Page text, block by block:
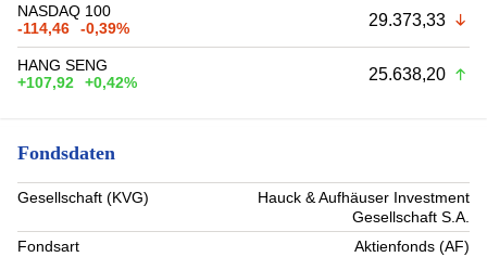
NASDAQ 100
-114,46
-0,39% 29.373,33
HANG SENG
+107,92
+0,42% 25.638,20
Fondsdaten
Gesellschaft (KVG)
Hauck & Aufhäuser Investment
Gesellschaft S.A.
Fondsart
Aktienfonds (AF)